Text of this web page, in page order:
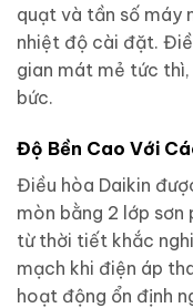
quạt và tần số máy
nhiệt độ cài đặt.
gian mát mẻ tức
bức.
Độ Bền Cao Với
Điều hòa Daikin
mòn bằng 2 lớp
từ thời tiết khắc
mạch khi điện áp
hoạt động ổn định